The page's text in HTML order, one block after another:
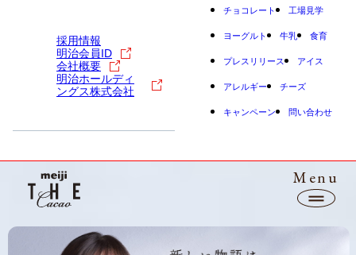
採用情報
明治会員ID
会社概要
明治ホールディ
ングス株式会社
チョコレート 工場見学
ヨーグルト 牛乳 食育
プレスリリース アイス
アレルギー チーズ
キャンペーン 問い合わせ
Menu